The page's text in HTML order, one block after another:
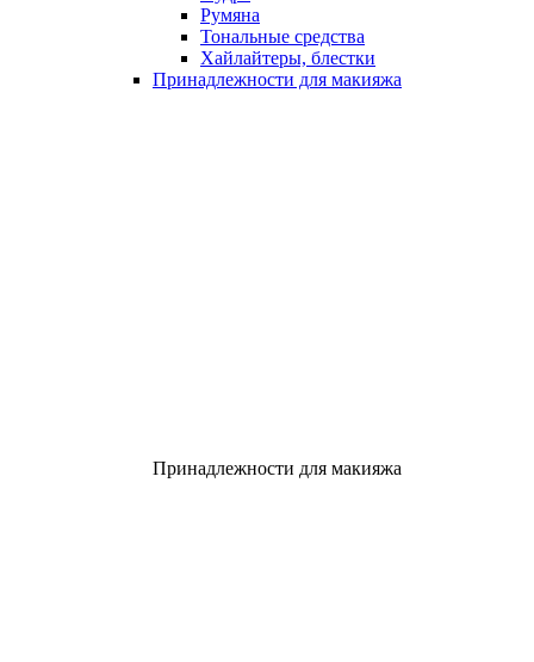
Румяна
Тональные средства
Хайлайтеры, блестки
Принадлежности для макияжа
Принадлежности для макияжа